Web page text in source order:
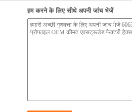
हम करने के लिए सीधे अपनी जांच भेजें